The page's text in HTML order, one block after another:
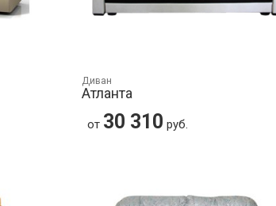
Диван
Атланта
от 30 310 руб.